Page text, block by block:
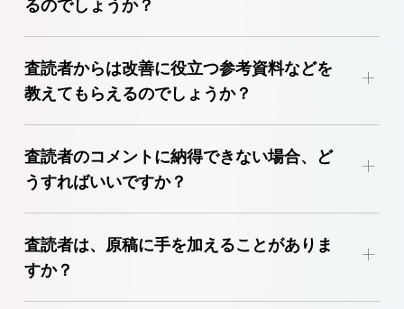
るのでしょうか？
査読者からは改善に役立つ参考資料などを
教えてもらえるのでしょうか？
+
査読者のコメントに納得できない場合、ど
うすればいいですか？
+
査読者は、原稿に手を加えることがありま
すか？
+